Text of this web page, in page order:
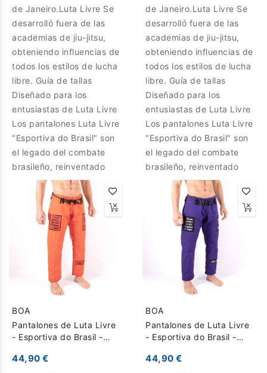
de Janeiro.Luta Livre Se
desarrolló fuera de las
academias de jiu-jitsu,
obteniendo influencias de
todos los estilos de lucha
libre. Guía de tallas
Diseñado para los
entusiastas de Luta Livre
Los pantalones Luta Livre
"Esportiva do Brasil" son
el legado del combate
brasileño, reinventado
de Janeiro.Luta Livre Se
desarrolló fuera de las
academias de jiu-jitsu,
obteniendo influencias de
todos los estilos de lucha
libre. Guía de tallas
Diseñado para los
entusiastas de Luta Livre
Los pantalones Luta Livre
"Esportiva do Brasil" son
el legado del combate
brasileño, reinventado
BOA
Pantalones de Luta Livre
- Esportiva do Brasil -
44,90 €
BOA
Pantalones de Luta Livre
- Esportiva do Brasil -
44,90 €